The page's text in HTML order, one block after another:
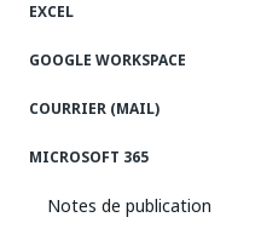
EXCEL
GOOGLE WORKSPACE
COURRIER (MAIL)
MICROSOFT 365
Notes de publication